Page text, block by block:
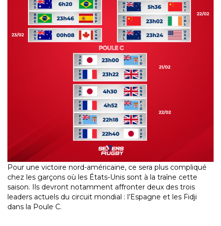
Pour une victoire nord-américaine, ce sera plus compliqué
chez les garçons où les États-Unis sont à la traîne cette
saison. Ils devront notamment affronter deux des trois
leaders actuels du circuit mondial : l’Espagne et les Fidji
dans la Poule C.